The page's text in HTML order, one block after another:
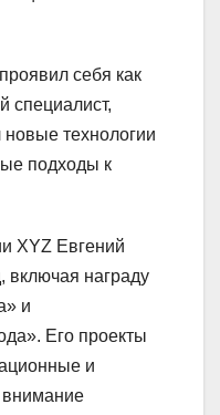
себя как
специалист,
технологии
подходы к
XYZ Евгений
включая награду
и
Его проекты
и